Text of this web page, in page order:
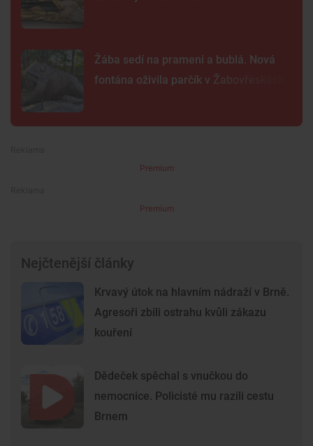
Žába sedí na prameni a bublá. Nová
fontána oživila parčík v Žabovřeskách
Premium
Premium
Nejčtenější články
Krvavý útok na hlavním nádraží v Brně.
Agresoři zbili ostrahu kvůli zákazu
kouření
Dědeček spěchal s vnučkou do
nemocnice. Policisté mu razili cestu
Brnem